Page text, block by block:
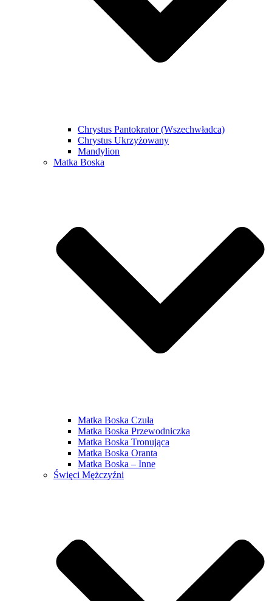
Chrystus Pantokrator (Wszechwładca)
Chrystus Ukrzyżowany
Mandylion
Matka Boska
Matka Boska Czuła
Matka Boska Przewodniczka
Matka Boska Tronująca
Matka Boska Oranta
Matka Boska – Inne
Święci Mężczyźni